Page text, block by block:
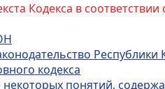
Кодекса в соответствии
Республики
кодекса
некоторых понятий,